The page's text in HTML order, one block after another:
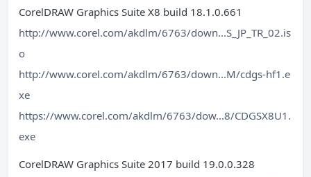
CorelDRAW Graphics Suite X8 build 18.1.0.661
http://www.corel.com/akdlm/6763/down...S_JP_TR_02.is
o
http://www.corel.com/akdlm/6763/down...M/cdgs-hf1.e
xe
https://www.corel.com/akdlm/6763/dow...8/CDGSX8U1.
exe
CorelDRAW Graphics Suite 2017 build 19.0.0.328